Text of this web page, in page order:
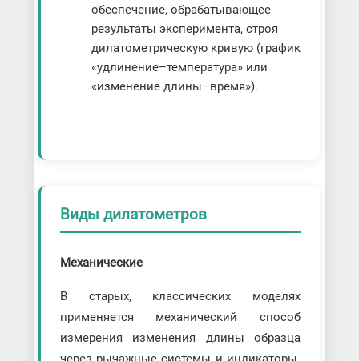
обеспечение, обрабатывающее
результаты эксперимента, строя
дилатометрическую кривую (график
«удлинение–температура» или
«изменение длины–время»).
Виды дилатометров
Механические
В старых, классических моделях
применяется механический способ
измерения изменения длины образца